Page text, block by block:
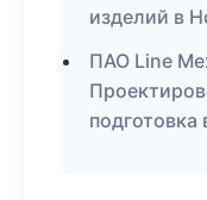
изделий в
ПАО Line
подготовка